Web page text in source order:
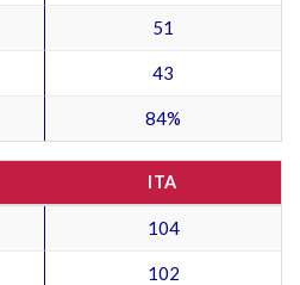
51
43
84%
ITA
104
102